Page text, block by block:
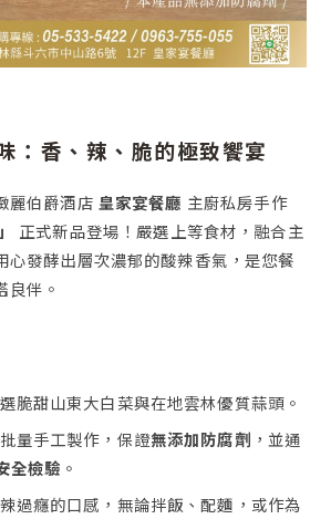
：香、辣、脆的極致饗宴
麗伯爵酒店 皇家宴餐廳 主廚私房手作
正式新品登場！嚴選上等食材，融合主
心發酵出層次濃郁的酸辣香氣，是您餐
良伴。
選脆甜山東大白菜與在地雲林優質蒜頭。
批量手工製作，保證無添加防腐劑 ，並通
全檢驗 。
辣過癮的口感，無論拌飯、配麵，或作為